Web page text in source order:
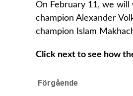
On February 11, we
champion Alexander
champion Islam
Click next to see how
Förgående